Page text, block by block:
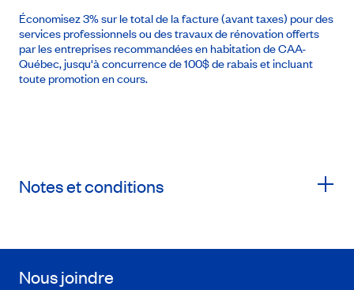
Économisez 3% sur le total de la facture (avant taxes) pour des
services professionnels ou des travaux de rénovation offerts
par les entreprises recommandées en habitation de CAA-
Québec, jusqu'à concurrence de 100$ de rabais et incluant
toute promotion en cours.
Notes et conditions
Nous joindre